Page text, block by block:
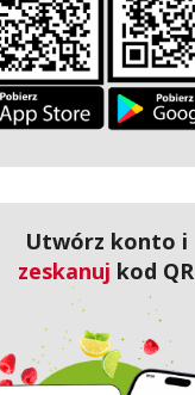
Utwórz konto i
zeskanuj kod QR